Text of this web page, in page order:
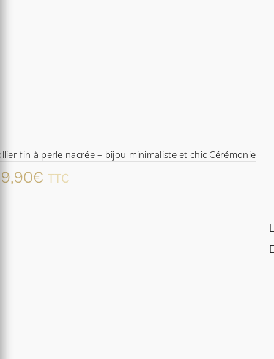
fin à perle nacrée – bijou minimaliste et chic Cérémonie
€ TTC